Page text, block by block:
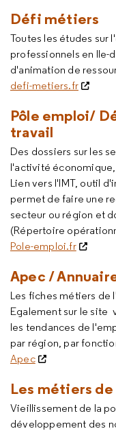
Défi métiers
Toutes les études sur
professionnels en Ile-
d'animation de
defi-metiers.fr
Pôle emploi/
travail
Des dossiers sur les
l'activité
Lien vers l'IMT, outil
permet de faire une
secteur ou région et
(Répertoire
Pole-emploi.fr
Apec /
Les fiches métiers de
Egalement sur le site
les tendances de
par région, par
Apec
Les métiers
Vieillissement de la
développement des